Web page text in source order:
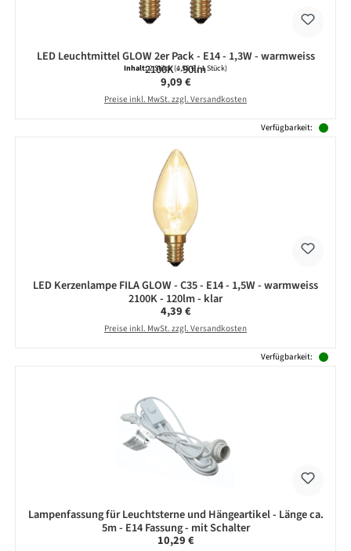
LED Leuchtmittel GLOW 2er Pack - E14 - 1,3W - warmweiss
2100K - 90lm
Inhalt:2 Stück(4,55 € / 1 Stück)
Regulärer Preis:
9,09 €
Preise inkl. MwSt. zzgl. Versandkosten
Verfügbarkeit:
LED Kerzenlampe FILA GLOW - C35 - E14 - 1,5W - warmweiss
2100K - 120lm - klar
Regulärer Preis:
4,39 €
Preise inkl. MwSt. zzgl. Versandkosten
Verfügbarkeit:
Lampenfassung für Leuchtsterne und Hängeartikel - Länge ca.
5m - E14 Fassung - mit Schalter
Regulärer Preis:
10,29 €